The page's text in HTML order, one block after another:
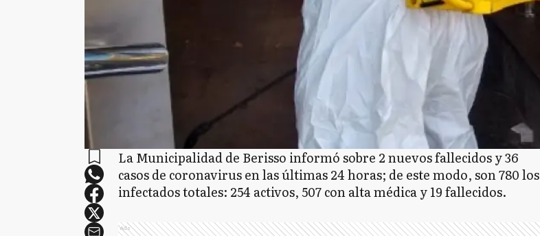
La Municipalidad de Berisso informó sobre 2 nuevos fallecidos y 36
casos de coronavirus en las últimas 24 horas; de este modo, son 780 los
infectados totales: 254 activos, 507 con alta médica y 19 fallecidos.
Ads